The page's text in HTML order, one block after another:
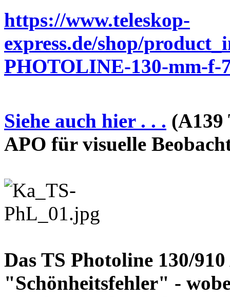
https://www.teleskop-
express.de/shop/
PHOTOLINE-130-mm-f-
Siehe auch hier . . . (A139
APO für visuelle
Das TS Photoline 130/
"Schönheitsfehler" -